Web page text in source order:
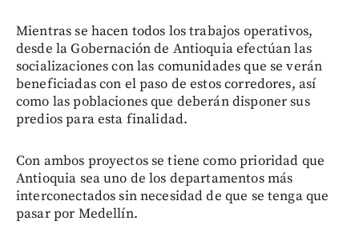
Mientras se hacen todos los trabajos operativos,
desde la Gobernación de Antioquia efectúan las
socializaciones con las comunidades que se verán
beneficiadas con el paso de estos corredores, así
como las poblaciones que deberán disponer sus
predios para esta finalidad.
Con ambos proyectos se tiene como prioridad que
Antioquia sea uno de los departamentos más
interconectados sin necesidad de que se tenga que
pasar por Medellín.